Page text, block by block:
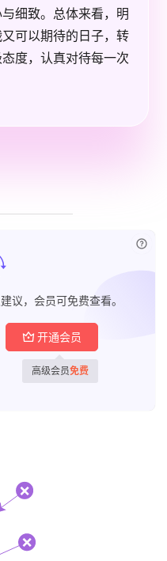
细致。总体来看，明
可以期待的日子，转
度，认真对待每一次
议，会员可免费查看。
开通会员
高级会员免费